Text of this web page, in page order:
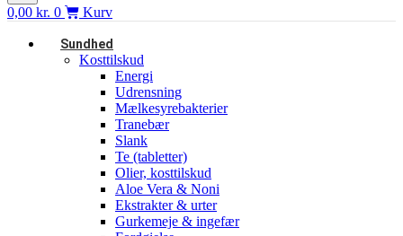
0,00 kr. 0 Kurv
Sundhed
Kosttilskud
Energi
Udrensning
Mælkesyrebakterier
Tranebær
Slank
Te (tabletter)
Olier, kosttilskud
Aloe Vera & Noni
Ekstrakter & urter
Gurkemeje & ingefær